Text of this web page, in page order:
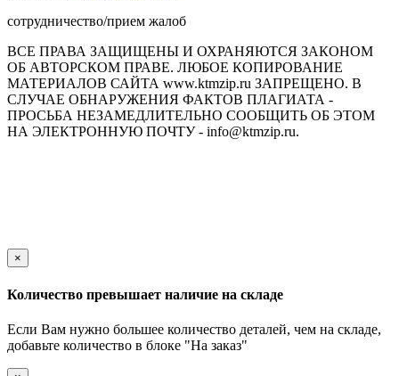
сотрудничество/прием жалоб
ВСЕ ПРАВА ЗАЩИЩЕНЫ И ОХРАНЯЮТСЯ ЗАКОНОМ
ОБ АВТОРСКОМ ПРАВЕ. ЛЮБОЕ КОПИРОВАНИЕ
МАТЕРИАЛОВ САЙТА www.ktmzip.ru ЗАПРЕЩЕНО. В
СЛУЧАЕ ОБНАРУЖЕНИЯ ФАКТОВ ПЛАГИАТА -
ПРОСЬБА НЕЗАМЕДЛИТЕЛЬНО СООБЩИТЬ ОБ ЭТОМ
НА ЭЛЕКТРОННУЮ ПОЧТУ - info@ktmzip.ru.
×
Количество превышает наличие на складе
Если Вам нужно большее количество деталей, чем на складе,
добавьте количество в блоке "На заказ"